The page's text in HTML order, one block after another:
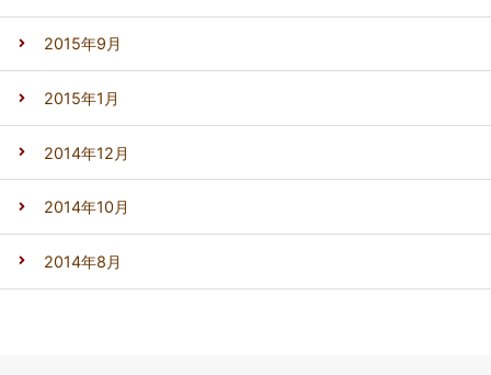
2015年9月
2015年1月
2014年12月
2014年10月
2014年8月